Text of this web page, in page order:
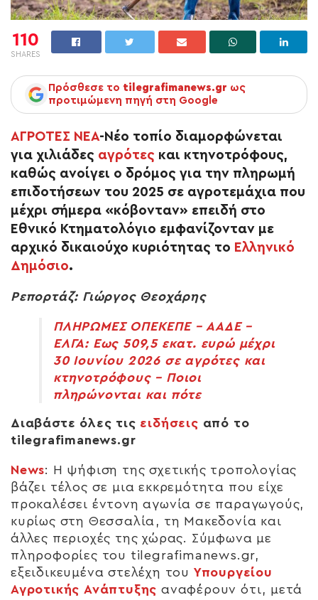
110
SHARES
Πρόσθεσε το tilegrafimanews.gr ως
προτιμώμενη πηγή στη Google
ΑΓΡΟΤΕΣ ΝΕΑ-Νέο τοπίο διαμορφώνεται
για χιλιάδες αγρότες και κτηνοτρόφους,
καθώς ανοίγει ο δρόμος για την πληρωμή
επιδοτήσεων του 2025 σε αγροτεμάχια που
μέχρι σήμερα «κόβονταν» επειδή στο
Εθνικό Κτηματολόγιο εμφανίζονταν με
αρχικό δικαιούχο κυριότητας το Ελληνικό
Δημόσιο.
Ρεπορτάζ: Γιώργος Θεοχάρης
ΠΛΗΡΩΜΕΣ ΟΠΕΚΕΠΕ – ΑΑΔΕ –
ΕΛΓΑ: Έως 509,5 εκατ. ευρώ μέχρι
30 Ιουνίου 2026 σε αγρότες και
κτηνοτρόφους – Ποιοι
πληρώνονται και πότε
Διαβάστε όλες τις ειδήσεις από το
tilegrafimanews.gr
News: Η ψήφιση της σχετικής τροπολογίας
βάζει τέλος σε μια εκκρεμότητα που είχε
προκαλέσει έντονη αγωνία σε παραγωγούς,
κυρίως στη Θεσσαλία, τη Μακεδονία και
άλλες περιοχές της χώρας. Σύμφωνα με
πληροφορίες του tilegrafimanews.gr,
εξειδικευμένα στελέχη του Υπουργείου
Αγροτικής Ανάπτυξης αναφέρουν ότι, μετά